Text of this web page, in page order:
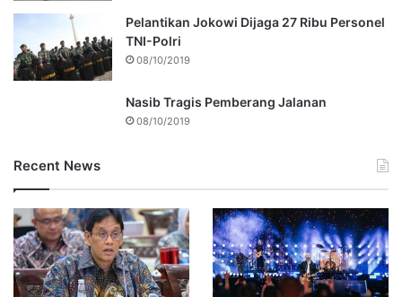
Pelantikan Jokowi Dijaga 27 Ribu Personel
TNI-Polri
08/10/2019
Nasib Tragis Pemberang Jalanan
08/10/2019
Recent News